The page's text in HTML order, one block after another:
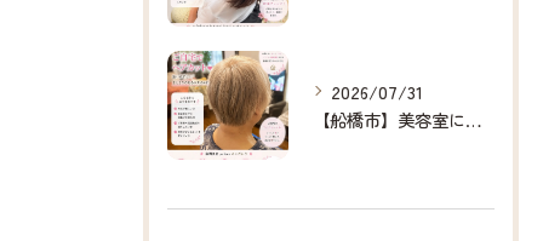
2026/07/31
【船橋市】美容室に行けない…をなくしたい✂️✨